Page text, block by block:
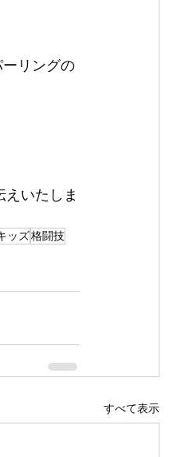
ーリングの
いたしま
ッズ格闘技
すべて表示